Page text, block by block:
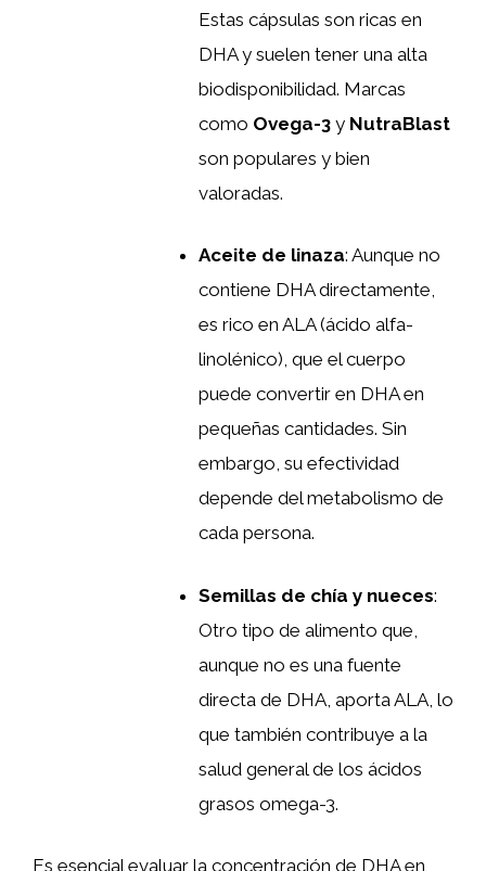
Estas cápsulas son ricas en
DHA y suelen tener una alta
biodisponibilidad. Marcas
como Ovega-3 y NutraBlast
son populares y bien
valoradas.
Aceite de linaza: Aunque no
contiene DHA directamente,
es rico en ALA (ácido alfa-
linolénico), que el cuerpo
puede convertir en DHA en
pequeñas cantidades. Sin
embargo, su efectividad
depende del metabolismo de
cada persona.
Semillas de chía y nueces:
Otro tipo de alimento que,
aunque no es una fuente
directa de DHA, aporta ALA, lo
que también contribuye a la
salud general de los ácidos
grasos omega-3.
Es esencial evaluar la concentración de DHA en